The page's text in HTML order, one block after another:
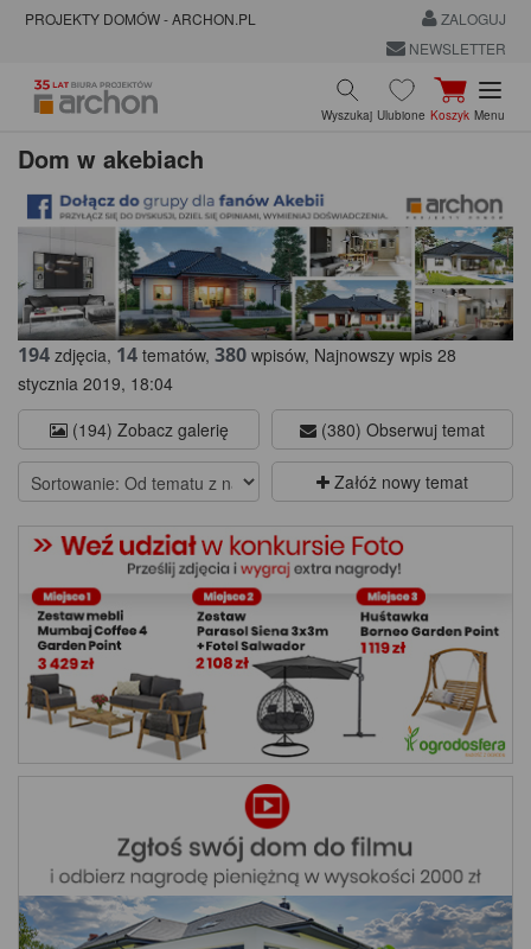
PROJEKTY DOMÓW - ARCHON.PL
ZALOGUJ
NEWSLETTER
Wyszukaj Ulubione Koszyk Menu
Dom w akebiach
194 zdjęcia, 14 tematów, 380 wpisów, Najnowszy wpis 28
stycznia 2019, 18:04
(194) Zobacz galerię
(380) Obserwuj temat
Załóż nowy temat